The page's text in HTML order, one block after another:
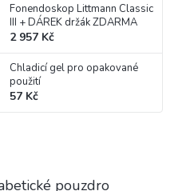
Fonendoskop Littmann Classic
III + DÁREK držák ZDARMA
2 957 Kč
Chladicí gel pro opakované
použití
57 Kč
pouzdro